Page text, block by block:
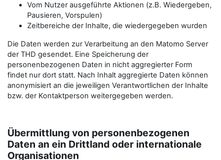
Vom Nutzer ausgeführte Aktionen (z.B. Wiedergeben,
Pausieren, Vorspulen)
Zeitbereiche der Inhalte, die wiedergegeben wurden
Die Daten werden zur Verarbeitung an den Matomo Server
der THD gesendet. Eine Speicherung der
personenbezogenen Daten in nicht aggregierter Form
findet nur dort statt. Nach Inhalt aggregierte Daten können
anonymisiert an die jeweiligen Verantwortlichen der Inhalte
bzw. der Kontaktperson weitergegeben werden.
Übermittlung von personenbezogenen
Daten an ein Drittland oder internationale
Organisationen